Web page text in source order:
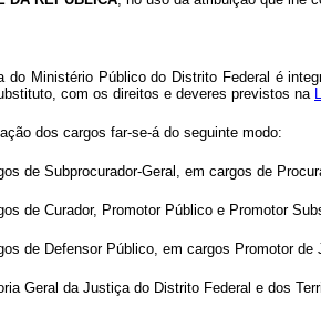
do Ministério Público do Distrito Federal é
com os direitos e deveres previstos na
dos cargos far-se-á do seguinte modo:
de Subprocurador-Geral, em cargos de
de Curador, Promotor Público e Promotor
de Defensor Público, em cargos Promotor de
Geral da Justiça do Distrito Federal e dos